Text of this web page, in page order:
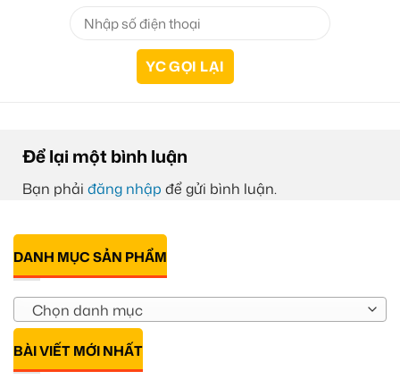
Để lại một bình luận
Bạn phải đăng nhập để gửi bình luận.
DANH MỤC SẢN PHẨM
Chọn danh mục
BÀI VIẾT MỚI NHẤT